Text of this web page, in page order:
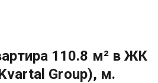
110.8 м² в ЖК
Group), м.